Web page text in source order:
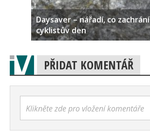
Daysaver – nářadí, co zachrání
cyklistův den
PŘIDAT KOMENTÁŘ
Klikněte zde pro vložení komentáře